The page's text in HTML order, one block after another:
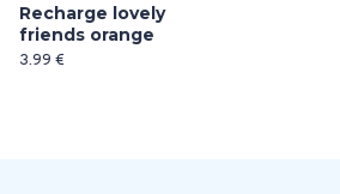
Recharge lovely
friends orange
3.99 €